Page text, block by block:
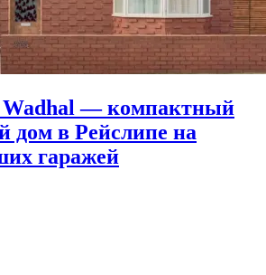
Wadhal — компактный
дом в Рейслипе на
гаражей